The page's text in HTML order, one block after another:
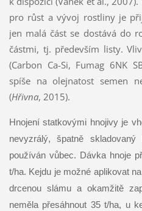
pro růst a vývoj rostliny je
jen malá část se dostává do
částmi, tj. především listy.
(Carbon Ca-Si, Fumag 6NK
spíše na olejnatost semen
(Hřivna, 2015).
Hnojení statkovými hnojivy je
nevyzrálý, špatně
používán vůbec. Dávka hnoje
t/ha. Kejdu je možné aplikovat
drcenou slámu a okamžitě
neměla přesáhnout 35 t/ha, u